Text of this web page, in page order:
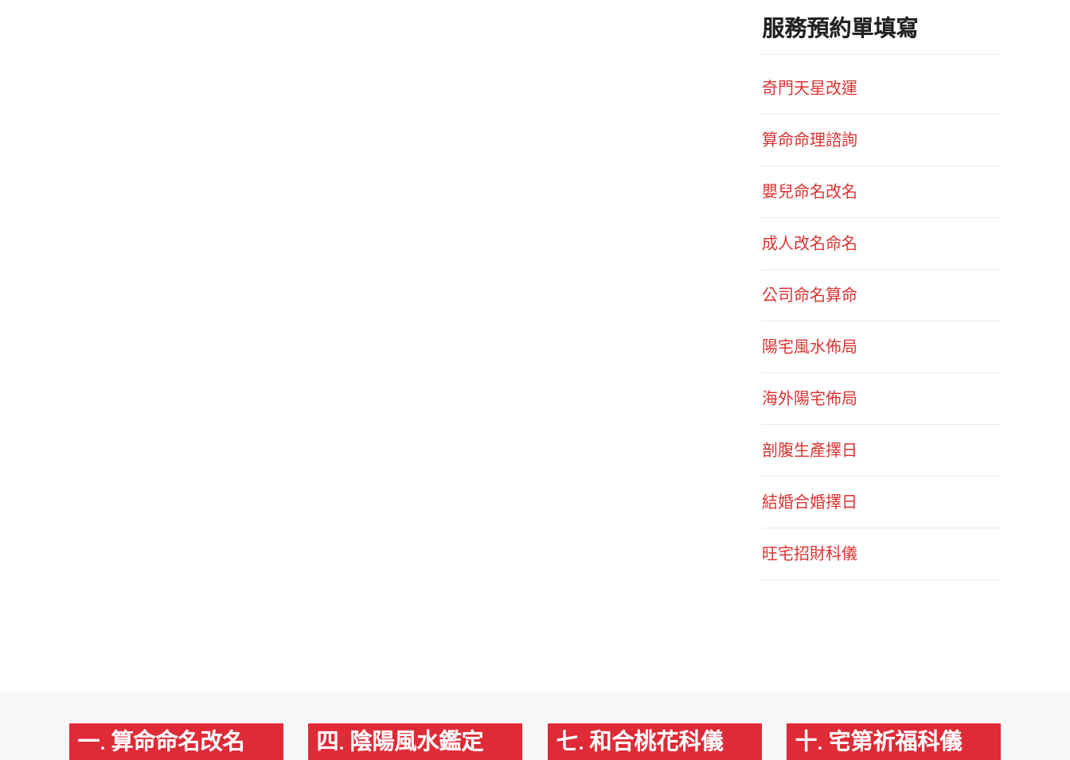
服務預約單填寫
奇門天星改運
算命命理諮詢
嬰兒命名改名
成人改名命名
公司命名算命
陽宅風水佈局
海外陽宅佈局
剖腹生產擇日
結婚合婚擇日
旺宅招財科儀
一. 算命命名改名 四. 陰陽風水鑑定 七. 和合桃花科儀 十. 宅第祈福科儀